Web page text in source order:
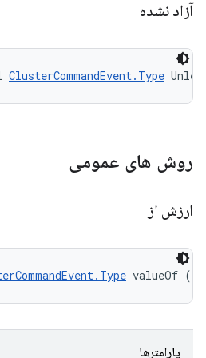
آزاد نشده
ClusterCommandEvent.Type
روش های عمومی
ارزش از
valueOf
پارامترها